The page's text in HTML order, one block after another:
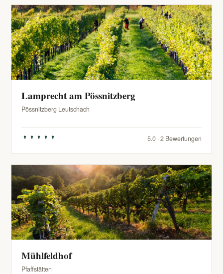
Lamprecht am Pössnitzberg
Pössnitzberg Leutschach
5.0 · 2 Bewertungen
Mühlfeldhof
Pfaffstätten